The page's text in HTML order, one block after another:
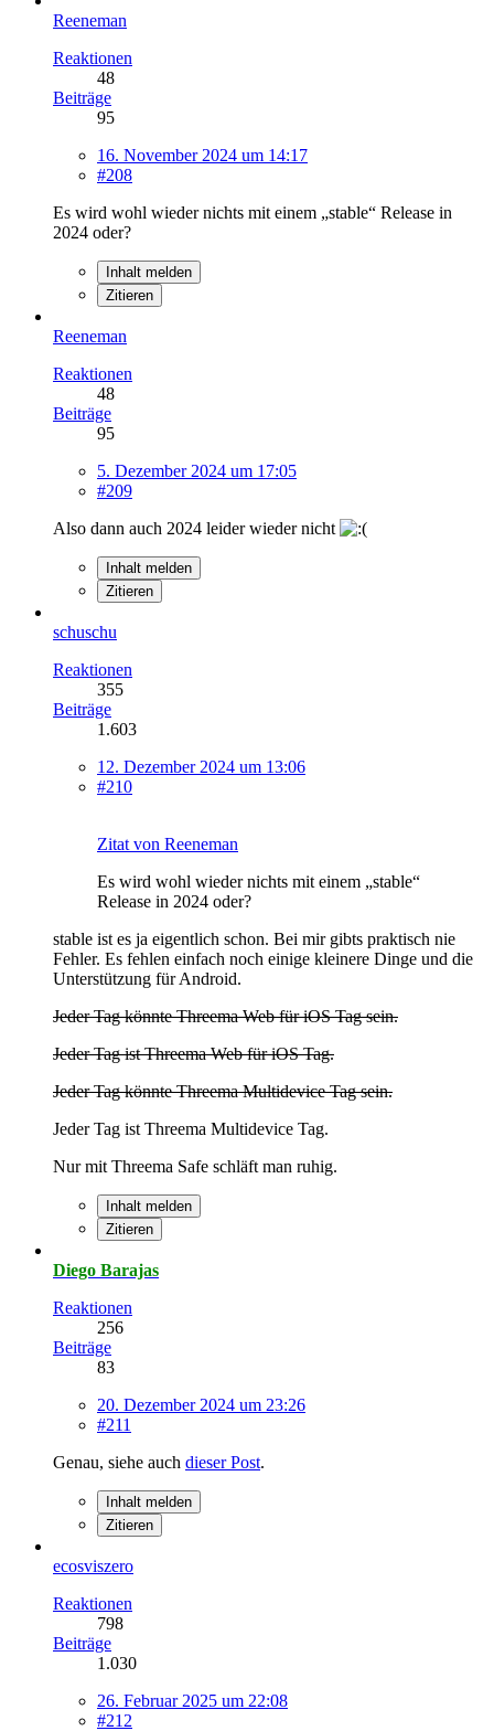
Reeneman
Reaktionen
48
Beiträge
95
16. November 2024 um 14:17
#208
Es wird wohl wieder nichts mit einem „stable“ Release in
2024 oder?
Inhalt melden
Zitieren
Reeneman
Reaktionen
48
Beiträge
95
5. Dezember 2024 um 17:05
#209
Also dann auch 2024 leider wieder nicht
Inhalt melden
Zitieren
schuschu
Reaktionen
355
Beiträge
1.603
12. Dezember 2024 um 13:06
#210
Zitat von Reeneman
Es wird wohl wieder nichts mit einem „stable“
Release in 2024 oder?
stable ist es ja eigentlich schon. Bei mir gibts praktisch nie
Fehler. Es fehlen einfach noch einige kleinere Dinge und die
Unterstützung für Android.
Jeder Tag könnte Threema Web für iOS Tag sein.
Jeder Tag ist Threema Web für iOS Tag.
Jeder Tag könnte Threema Multidevice Tag sein.
Jeder Tag ist Threema Multidevice Tag.
Nur mit Threema Safe schläft man ruhig.
Inhalt melden
Zitieren
Diego Barajas
Reaktionen
256
Beiträge
83
20. Dezember 2024 um 23:26
#211
Genau, siehe auch dieser Post.
Inhalt melden
Zitieren
ecosviszero
Reaktionen
798
Beiträge
1.030
26. Februar 2025 um 22:08
#212